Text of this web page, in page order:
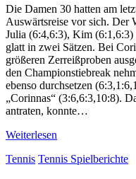
Die Damen 30 hatten am
Auswärtsreise vor sich. Der
Julia (6:4,6:3), Kim
glatt in zwei Sätzen. Bei
größeren Zerreißproben
den Championstiebreak
ebenso durchsetzen
„Corinnas“ (3:6,6:3,10:8).
antraten, konnte…
Weiterlesen
Tennis Tennis Spielberichte